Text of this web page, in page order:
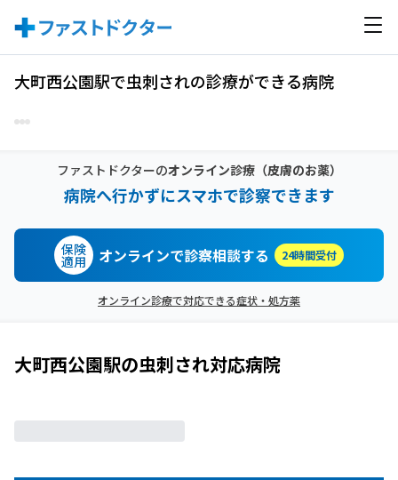
大町西公園駅で虫刺されの診療ができる病院
ファストドクターのオンライン診療（皮膚のお薬）
病院へ行かずにスマホで診察できます
保険
適用 オンラインで診察相談する 24時間受付
オンライン診療で対応できる症状・処方薬
大町西公園駅の虫刺され対応病院